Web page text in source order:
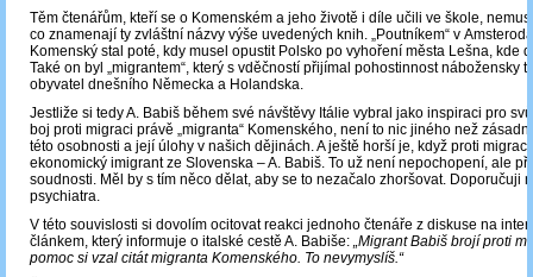
Těm čtenářům, kteří se o Komenském a jeho životě i díle učili ve škole,
co znamenají ty zvláštní názvy výše uvedených knih. „Poutníkem“ v
Komenský stal poté, kdy musel opustit Polsko po vyhoření města Lešna, kde
Také on byl „migrantem“, který s vděčností přijímal pohostinnost nábožensky
obyvatel dnešního Německa a Holandska.
Jestliže si tedy A. Babiš během své návštěvy Itálie vybral jako inspiraci pro
boj proti migraci právě „migranta“ Komenského, není to nic jiného než
této osobnosti a její úlohy v našich dějinách. A ještě horší je, když proti
ekonomický imigrant ze Slovenska – A. Babiš. To už není nepochopení, ale
soudnosti. Měl by s tím něco dělat, aby se to nezačalo zhoršovat. Doporučuji
psychiatra.
V této souvislosti si dovolím ocitovat reakci jednoho čtenáře z diskuse na
článkem, který informuje o italské cestě A. Babiše: „Migrant Babiš brojí proti
pomoc si vzal citát migranta Komenského. To nevymyslíš.“